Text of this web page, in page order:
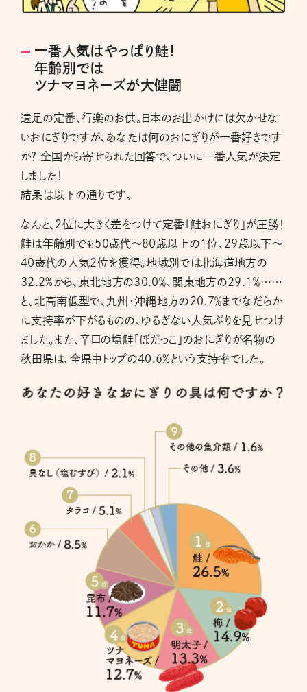
一番人気はやっぱり鮭！
年齢別では
ツナマヨネーズが大健闘
遠足の定番、行楽のお供。日本のお出かけには欠かせな
いおにぎりですが、あなたは何のおにぎりが一番好きです
か？ 全国から寄せられた回答で、ついに一番人気が決定
しました！
結果は以下の通りです。
なんと、2位に大きく差をつけて定番「鮭おにぎり」が圧勝！
鮭は年齢別でも50歳代～80歳以上の1位、29歳以下～
40歳代の人気2位を獲得。地域別では北海道地方の
32.2%から、東北地方の30.0％、関東地方の29.1％……
と、北高南低型で、九州・沖縄地方の20.7％までなだらか
に支持率が下がるものの、ゆるぎない人気ぶりを見せつけ
ました。また、辛口の塩鮭「ぼだっこ」のおにぎりが名物の
秋田県は、全県中トップの40.6%という支持率でした。